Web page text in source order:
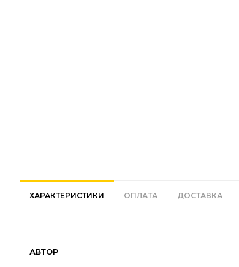
ХАРАКТЕРИСТИКИ ОПЛАТА ДОСТАВКА
АВТОР